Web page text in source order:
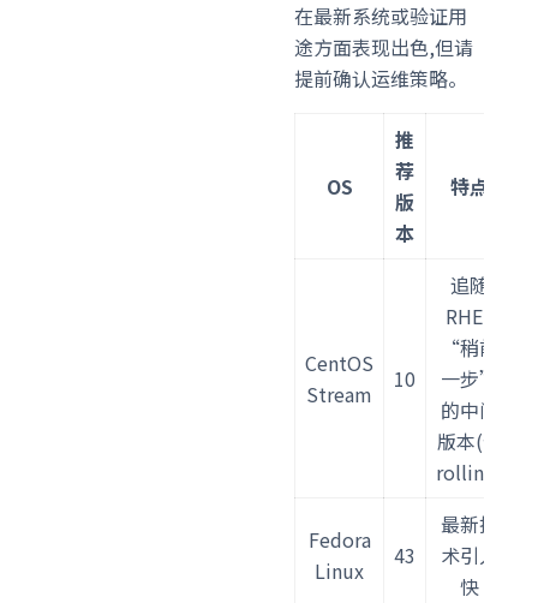
在最新系统或验证用
途方面表现出色,但请
提前确认运维策略。
OS
推
荐
版
本
特点
CentOS
Stream
10
追随
RHEL
“稍前
一步”
的中间
版本(偏
rolling)
Fedora
Linux
43
最新技
术引入
快